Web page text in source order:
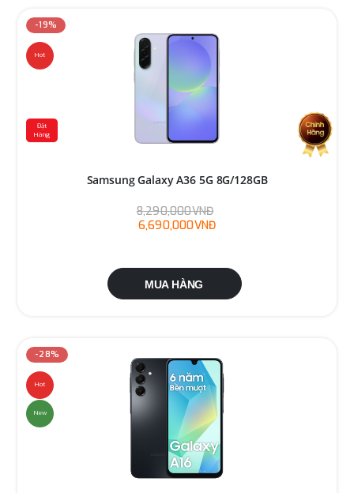
-19%
Hot
Đặt
Hàng
Samsung Galaxy A36 5G 8G/128GB
8,290,000VNĐ
6,690,000VNĐ
MUA HÀNG
-28%
Hot
New